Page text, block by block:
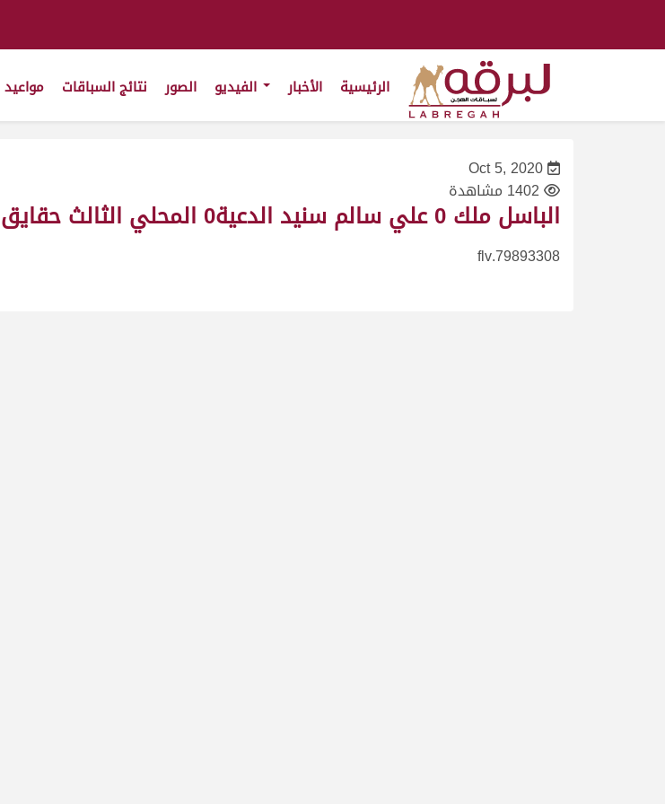
الرئيسية الأخبار الصور نتائج السباقات
Oct 5, 2020
1402 مشاهدة
الباسل ملك 0 علي سالم سنيد الدعية0 المحلي الثالث حقايق قعدان ش10 مفتوحة-ت4:46:01
79893308.flv